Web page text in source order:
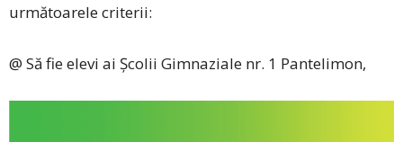
următoarele criterii:
@ Să fie elevi ai Școlii Gimnaziale nr. 1 Pantelimon,